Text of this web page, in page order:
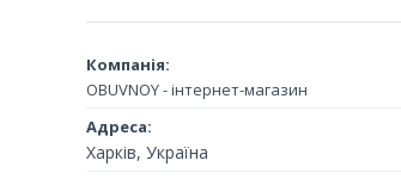
OBUVNOY - інтернет-магазин
Харків, Україна